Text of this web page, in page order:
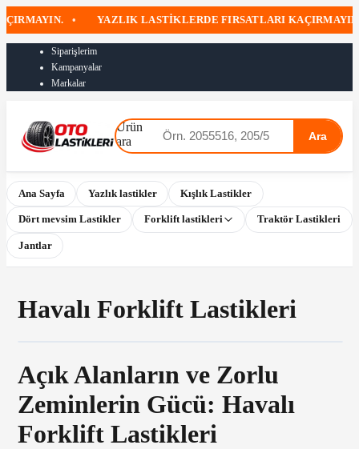
• YAZLIK LASTIKLERDE FIRSATLARI KAÇIRMAYIN •
Siparişlerim
Kampanyalar
Markalar
Ürün
ara
Ara
Ana Sayfa Yazlık lastikler Kışlık Lastikler
Dört mevsim Lastikler Forklift lastikleri Traktör Lastikleri
Jantlar
Havalı Forklift Lastikleri
Açık Alanların ve Zorlu
Zeminlerin Gücü: Havalı
Forklift Lastikleri